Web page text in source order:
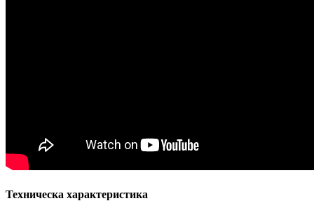
Техническа характеристика